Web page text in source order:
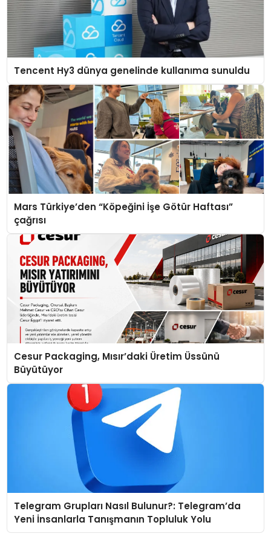
Tencent Hy3 dünya genelinde kullanıma sunuldu
Mars Türkiye’den “Köpeğini İşe Götür Haftası”
çağrısı
Cesur Packaging, Mısır’daki Üretim Üssünü
Büyütüyor
Telegram Grupları Nasıl Bulunur?: Telegram’da
Yeni İnsanlarla Tanışmanın Topluluk Yolu